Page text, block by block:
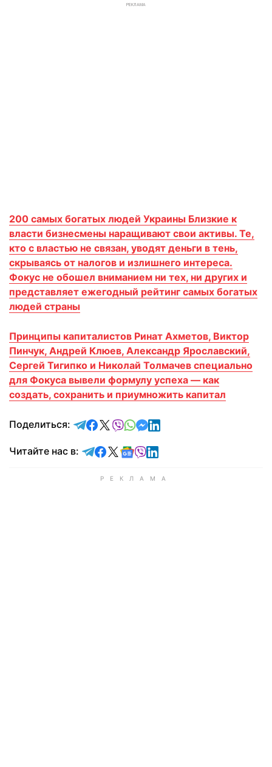
РЕКЛАМА
200 самых богатых людей Украины Близкие к
власти бизнесмены наращивают свои активы. Те,
кто с властью не связан, уводят деньги в тень,
скрываясь от налогов и излишнего интереса.
Фокус не обошел вниманием ни тех, ни других и
представляет ежегодный рейтинг самых богатых
людей страны
Принципы капиталистов Ринат Ахметов, Виктор
Пинчук, Андрей Клюев, Александр Ярославский,
Сергей Тигипко и Николай Толмачев специально
для Фокуса вывели формулу успеха — как
создать, сохранить и приумножить капитал
Поделиться: отправить в Telegram
поделиться в Facebook
поделиться в X
отправить в Viber
отправить в Whatsapp
отправить в Messenger
отправить в LinkedIn
Читайте нас в: Читайте в Telegram
Читайте в Facebook
Читайте в X
Читайте в Google news
Читайте в Viber
Читайте в LinkedIn